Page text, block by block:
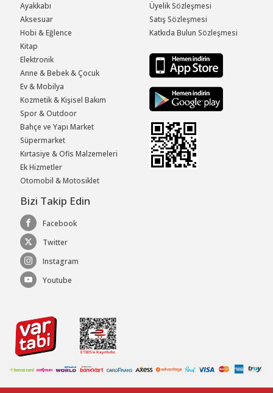
Ayakkabı
Aksesuar
Hobi & Eğlence
Kitap
Elektronik
Anne & Bebek & Çocuk
Ev & Mobilya
Kozmetik & Kişisel Bakım
Spor & Outdoor
Bahçe ve Yapı Market
Süpermarket
Kırtasiye & Ofis Malzemeleri
Ek Hizmetler
Otomobil & Motosiklet
Üyelik Sözleşmesi
Satış Sözleşmesi
Katkıda Bulun Sözleşmesi
Bizi Takip Edin
Facebook
Twitter
Instagram
Youtube